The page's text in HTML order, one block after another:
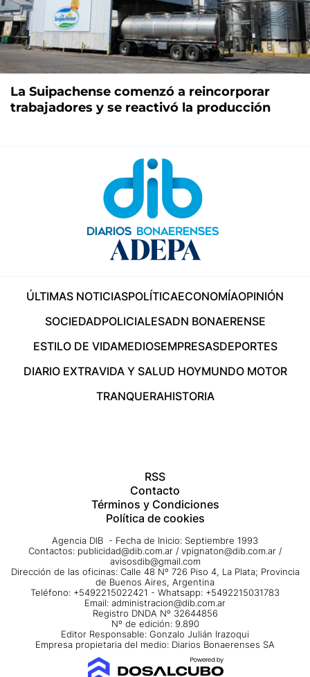
La Suipachense comenzó a reincorporar
trabajadores y se reactivó la producción
ÚLTIMAS NOTICIASPOLÍTICAECONOMÍAOPINIÓN
SOCIEDADPOLICIALESADN BONAERENSE
ESTILO DE VIDAMEDIOSEMPRESASDEPORTES
DIARIO EXTRAVIDA Y SALUD HOYMUNDO MOTOR
TRANQUERAHISTORIA
RSS
Contacto
Términos y Condiciones
Política de cookies
Agencia DIB - Fecha de Inicio: Septiembre 1993
Contactos: publicidad@dib.com.ar / vpignaton@dib.com.ar /
avisosdib@gmail.com
Dirección de las oficinas: Calle 48 Nº 726 Piso 4, La Plata; Provincia
de Buenos Aires, Argentina
Teléfono: +5492215022421 - Whatsapp: +5492215031783
Email: administracion@dib.com.ar
Registro DNDA Nº 32644856
Nº de edición: 9.890
Editor Responsable: Gonzalo Julián Irazoqui
Empresa propietaria del medio: Diarios Bonaerenses SA